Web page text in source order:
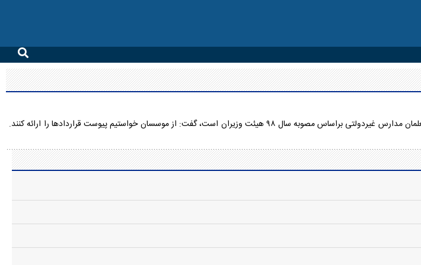
رئیس سازمان مدارس و مراکز غیردولتی وزارت آموزش و پرورش با اشاره به اینکه شرط برقراری بیمه کامل برای معلمان مدارس غیردولتی براساس مصوبه سال ۹۸ هیئت وزیران است، گفت: از موسسان خواستیم پیوست قراردادها را ارائه کنند.